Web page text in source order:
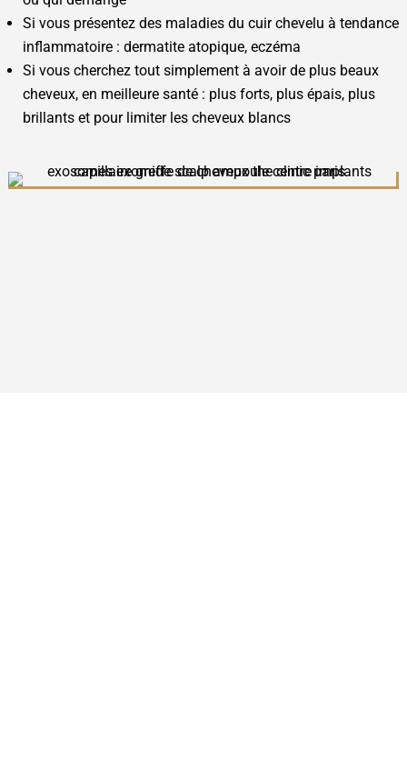
Si vous présentez des maladies du cuir chevelu à tendance
inflammatoire : dermatite atopique, eczéma
Si vous cherchez tout simplement à avoir de plus beaux
cheveux, en meilleure santé : plus forts, plus épais, plus
brillants et pour limiter les cheveux blancs